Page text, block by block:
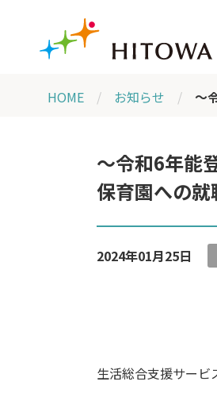
HOME お知らせ ～
～令和6年能
保育園への
2024年01月25日
生活総合支援サービ